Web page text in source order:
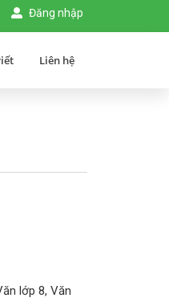
Đăng nhập
Liên hệ
lớp 8, Văn